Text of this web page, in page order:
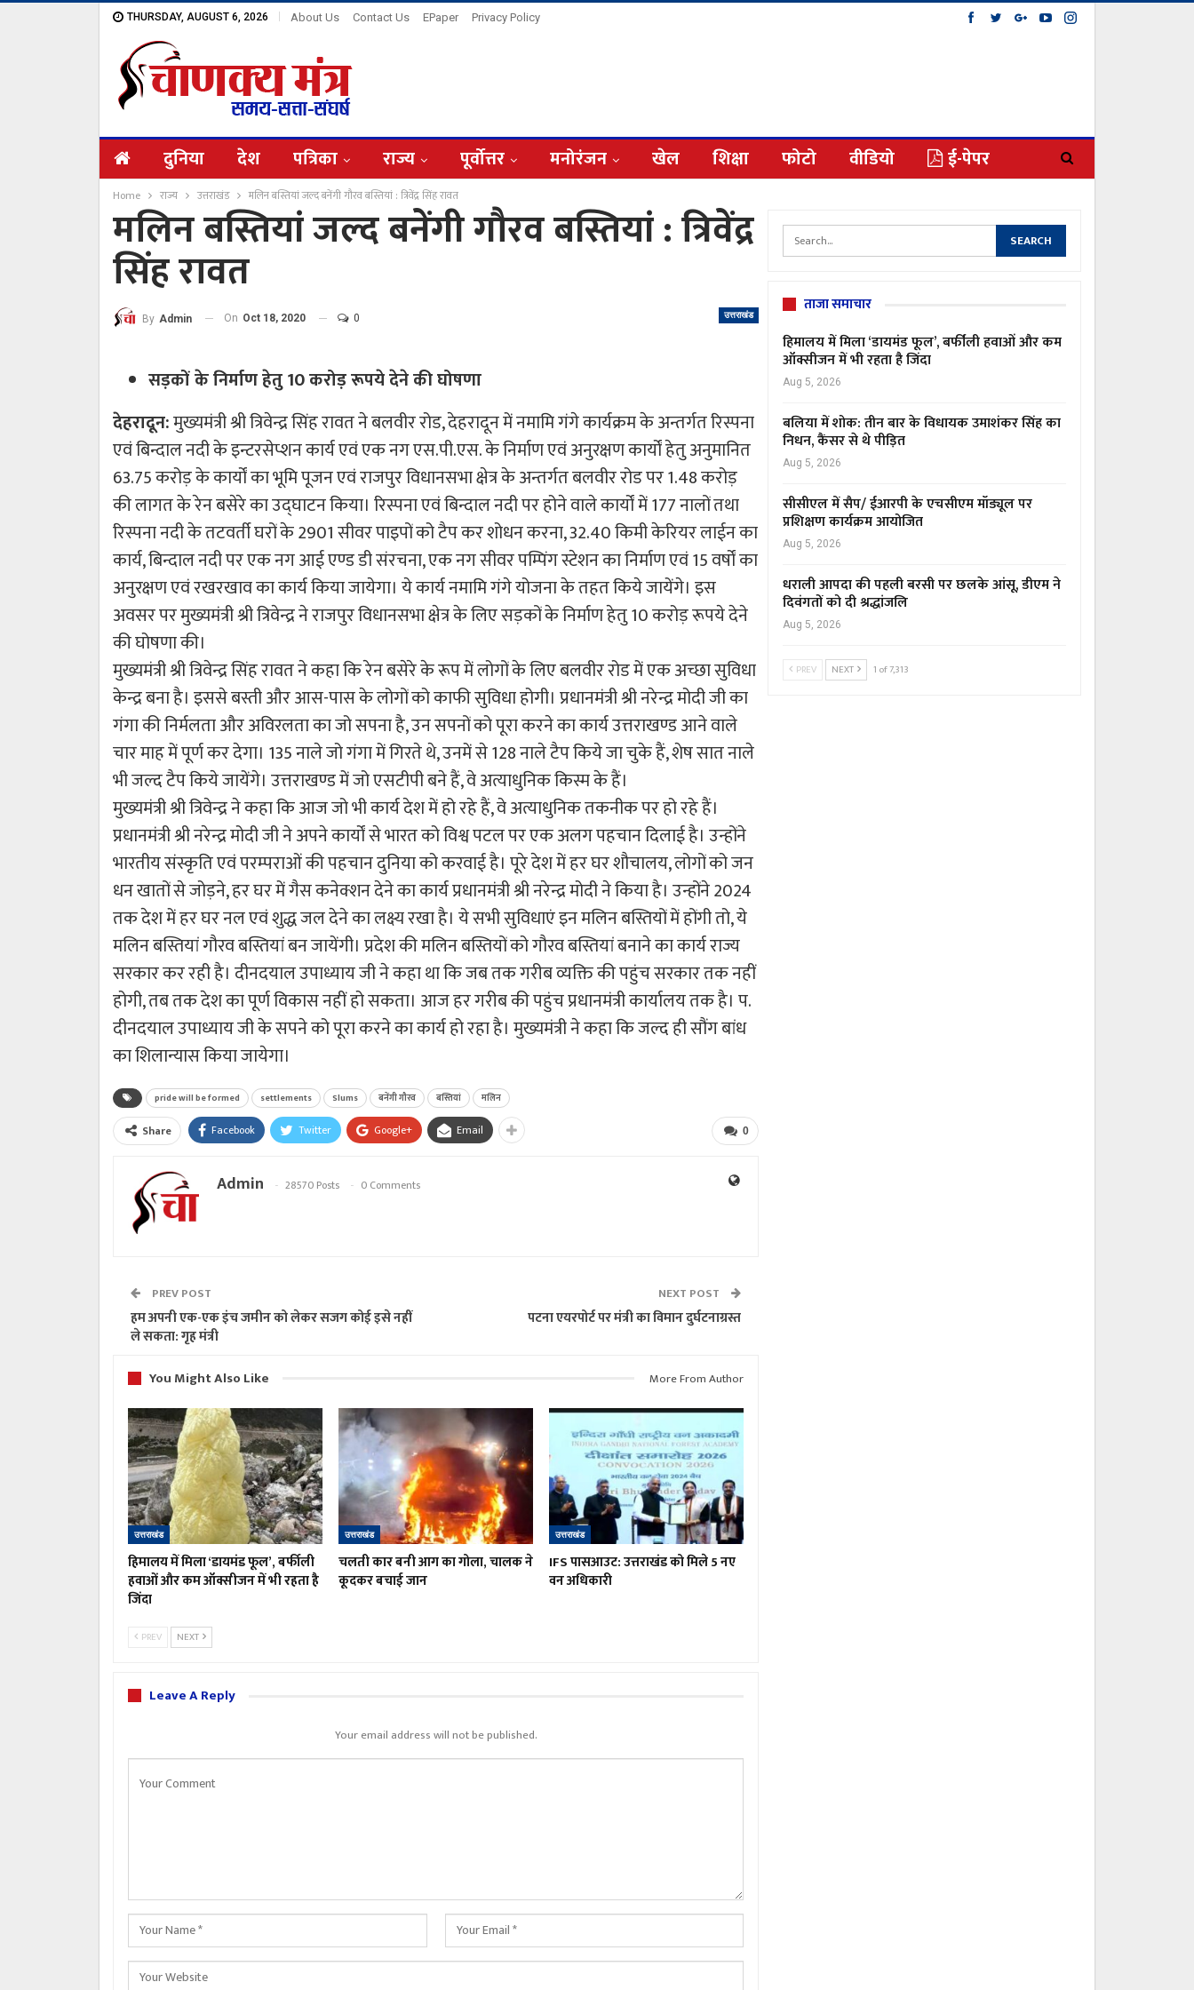
THURSDAY, AUGUST 6, 2026 About Us Contact Us EPaper Privacy Policy
दुनिया देश पत्रिका राज्य पूर्वोत्तर मनोरंजन खेल शिक्षा फोटो वीडियो ई-पेपर
Home राज्य उत्तराखंड मलिन बस्तियां जल्द बनेंगी गौरव बस्तियां : त्रिवेंद्र सिंह रावत
मलिन बस्तियां जल्द बनेंगी गौरव बस्तियां : त्रिवेंद्र
सिंह रावत
उत्तराखंड
By Admin On Oct 18, 2020 0
सड़कों के निर्माण हेतु 10 करोड़ रूपये देने की घोषणा
देहरादून:मुख्यमंत्री श्री त्रिवेन्द्र सिंह रावत ने बलवीर रोड, देहरादून में नमामि गंगे कार्यक्रम के अन्तर्गत रिस्पना
एवं बिन्दाल नदी के इन्टरसेप्शन कार्य एवं एक नग एस.पी.एस. के निर्माण एवं अनुरक्षण कार्यों हेतु अनुमानित
63.75 करोड़ के कार्यों का भूमि पूजन एवं राजपुर विधानसभा क्षेत्र के अन्तर्गत बलवीर रोड पर 1.48 करोड़
की लागत के रेन बसेरे का उद्घाटन किया। रिस्पना एवं बिन्दाल नदी पर होने वाले कार्यों में 177 नालों तथा
रिस्पना नदी के तटवर्ती घरों के 2901 सीवर पाइपों को टैप कर शोधन करना, 32.40 किमी केरियर लाईन का
कार्य, बिन्दाल नदी पर एक नग आई एण्ड डी संरचना, एक नग सीवर पम्पिंग स्टेशन का निर्माण एवं 15 वर्षों का
अनुरक्षण एवं रखरखाव का कार्य किया जायेगा। ये कार्य नमामि गंगे योजना के तहत किये जायेंगे। इस
अवसर पर मुख्यमंत्री श्री त्रिवेन्द्र ने राजपुर विधानसभा क्षेत्र के लिए सड़कों के निर्माण हेतु 10 करोड़ रूपये देने
की घोषणा की।
मुख्यमंत्री श्री त्रिवेन्द्र सिंह रावत ने कहा कि रेन बसेरे के रूप में लोगों के लिए बलवीर रोड में एक अच्छा सुविधा
केन्द्र बना है। इससे बस्ती और आस-पास के लोगों को काफी सुविधा होगी। प्रधानमंत्री श्री नरेन्द्र मोदी जी का
गंगा की निर्मलता और अविरलता का जो सपना है, उन सपनों को पूरा करने का कार्य उत्तराखण्ड आने वाले
चार माह में पूर्ण कर देगा। 135 नाले जो गंगा में गिरते थे, उनमें से 128 नाले टैप किये जा चुके हैं, शेष सात नाले
भी जल्द टैप किये जायेंगे। उत्तराखण्ड में जो एसटीपी बने हैं, वे अत्याधुनिक किस्म के हैं।
मुख्यमंत्री श्री त्रिवेन्द्र ने कहा कि आज जो भी कार्य देश में हो रहे हैं, वे अत्याधुनिक तकनीक पर हो रहे हैं।
प्रधानमंत्री श्री नरेन्द्र मोदी जी ने अपने कार्यों से भारत को विश्व पटल पर एक अलग पहचान दिलाई है। उन्होंने
भारतीय संस्कृति एवं परम्पराओं की पहचान दुनिया को करवाई है। पूरे देश में हर घर शौचालय, लोगों को जन
धन खातों से जोड़ने, हर घर में गैस कनेक्शन देने का कार्य प्रधानमंत्री श्री नरेन्द्र मोदी ने किया है। उन्होंने 2024
तक देश में हर घर नल एवं शुद्ध जल देने का लक्ष्य रखा है। ये सभी सुविधाएं इन मलिन बस्तियों में होंगी तो, ये
मलिन बस्तियां गौरव बस्तियां बन जायेंगी। प्रदेश की मलिन बस्तियों को गौरव बस्तियां बनाने का कार्य राज्य
सरकार कर रही है। दीनदयाल उपाध्याय जी ने कहा था कि जब तक गरीब व्यक्ति की पहुंच सरकार तक नहीं
होगी, तब तक देश का पूर्ण विकास नहीं हो सकता। आज हर गरीब की पहुंच प्रधानमंत्री कार्यालय तक है। प.
दीनदयाल उपाध्याय जी के सपने को पूरा करने का कार्य हो रहा है। मुख्यमंत्री ने कहा कि जल्द ही सौंग बांध
का शिलान्यास किया जायेगा।
pride will be formed settlements Slums बनेंगी गौरव बस्तियां मलिन
0
Share Facebook Twitter Google+ Email
Admin 28570 Posts 0 Comments
PREV POST
हम अपनी एक-एक इंच जमीन को लेकर सजग कोई इसे नहीं
ले सकता: गृह मंत्री
NEXT POST
पटना एयरपोर्ट पर मंत्री का विमान दुर्घटनाग्रस्त
You Might Also Like More From Author
उत्तराखंड
हिमालय में मिला ‘डायमंड फूल’, बर्फीली
हवाओं और कम ऑक्सीजन में भी रहता है
जिंदा
उत्तराखंड
चलती कार बनी आग का गोला, चालक ने
कूदकर बचाई जान
उत्तराखंड
IFS पासआउट: उत्तराखंड को मिले 5 नए
वन अधिकारी
PREV NEXT
Leave A Reply
Your email address will not be published.
ताजा समाचार
हिमालय में मिला ‘डायमंड फूल’, बर्फीली हवाओं और कम
ऑक्सीजन में भी रहता है जिंदा
Aug 5, 2026
बलिया में शोक: तीन बार के विधायक उमाशंकर सिंह का
निधन, कैंसर से थे पीड़ित
Aug 5, 2026
सीसीएल में सैप/ ईआरपी के एचसीएम मॉड्यूल पर
प्रशिक्षण कार्यक्रम आयोजित
Aug 5, 2026
धराली आपदा की पहली बरसी पर छलके आंसू, डीएम ने
दिवंगतों को दी श्रद्धांजलि
Aug 5, 2026
PREV NEXT 1 of 7,313